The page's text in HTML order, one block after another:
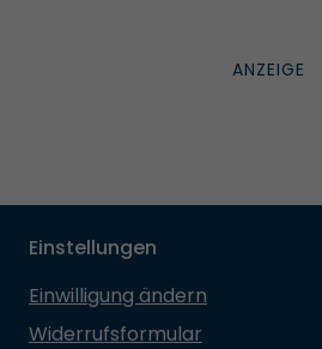
Einstellungen
Einwilligung ändern
Widerrufsformular